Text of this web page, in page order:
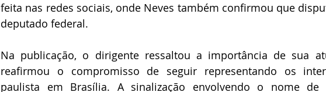
feita nas redes sociais, onde Neves também confirmou que
deputado federal.
Na publicação, o dirigente ressaltou a importância de sua
reafirmou o compromisso de seguir representando os
paulista em Brasília. A sinalização envolvendo o nome de